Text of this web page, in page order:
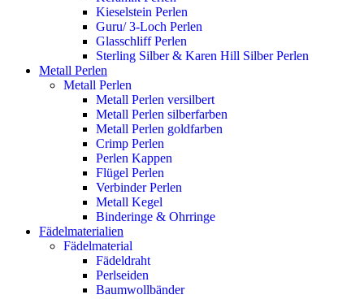
Kieselstein Perlen
Guru/ 3-Loch Perlen
Glasschliff Perlen
Sterling Silber & Karen Hill Silber Perlen
Metall Perlen
Metall Perlen
Metall Perlen versilbert
Metall Perlen silberfarben
Metall Perlen goldfarben
Crimp Perlen
Perlen Kappen
Flügel Perlen
Verbinder Perlen
Metall Kegel
Binderinge & Ohrringe
Fädelmaterialien
Fädelmaterial
Fädeldraht
Perlseiden
Baumwollbänder